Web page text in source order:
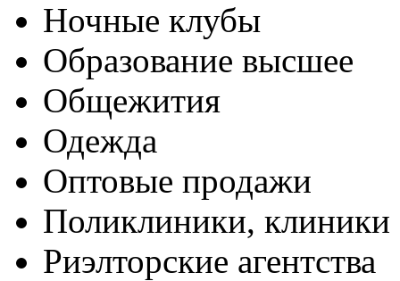
Ночные клубы
Образование высшее
Общежития
Одежда
Оптовые продажи
Поликлиники, клиники
Риэлторские агентства